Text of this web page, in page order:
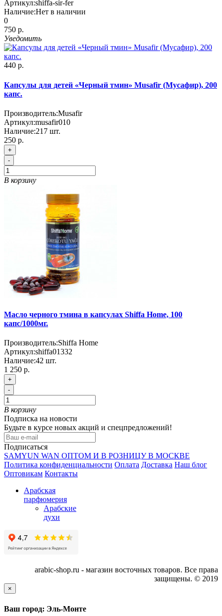
Артикул:shiffa-sir-fer
Наличие:Нет в наличии
0
750 р.
Уведомить
440 р.
Капсулы для детей «Черный тмин» Musafir (Мусафир), 200
капс.
Производитель:Musafir
Артикул:musafir010
Наличие:217 шт.
250 р.
+
-
В корзину
Масло черного тмина в капсулах Shiffa Home, 100
капс/1000мг.
Производитель:Shiffa Home
Артикул:shiffa01332
Наличие:42 шт.
1 250 р.
+
-
В корзину
Подписка на новости
Будьте в курсе новых акций и спецпредложений!
Подписаться
SAMYUN WAN ОПТОМ И В РОЗНИЦУ В МОСКВЕ
Политика конфиденциальности Оплата Доставка Наш блог
Оптовикам Контакты
Арабская
парфюмерия
Арабские
духи
arabic-shop.ru - магазин восточных товаров. Все права
защищены. © 2019
×
Ваш город: Эль-Монте